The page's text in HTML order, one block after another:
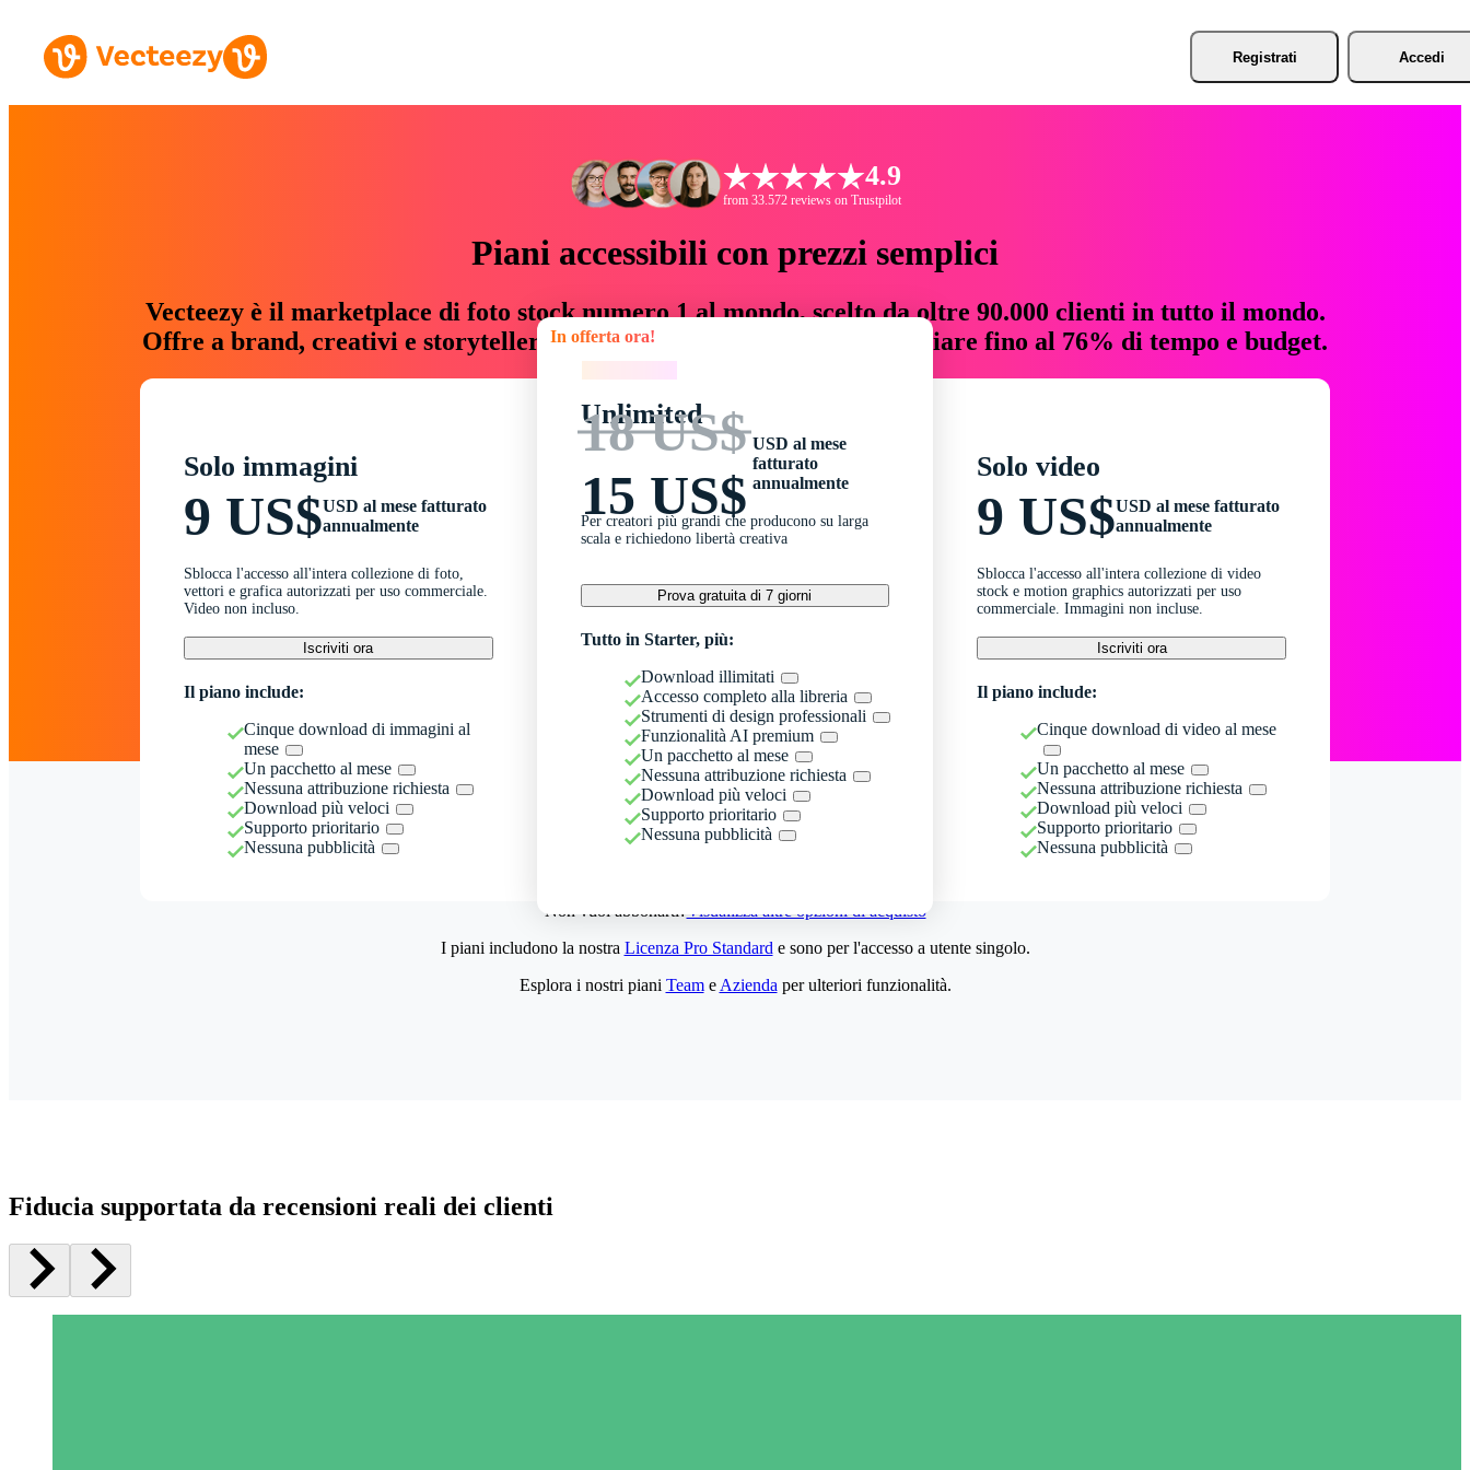
Registrati Accedi
4.9
from 33.572 reviews on Trustpilot
Piani accessibili con prezzi semplici
Vecteezy è il marketplace di foto stock numero 1 al mondo, scelto da oltre 90.000 clienti in tutto il mondo.
Offre a brand, creativi e storyteller risorse creative che fanno risparmiare fino al 76% di tempo e budget.
Solo immagini
9 US$USD al mese fatturato
annualmente
Sblocca l'accesso all'intera collezione di foto,
vettori e grafica autorizzati per uso commerciale.
Video non incluso.
Iscriviti ora
Il piano include:
Cinque download di immagini al
mese
Un pacchetto al mese
Nessuna attribuzione richiesta
Download più veloci
Supporto prioritario
Nessuna pubblicità
In offerta ora!
Unlimited
18 US$
15 US$
USD al mese
fatturato
annualmente
Per creatori più grandi che producono su larga
scala e richiedono libertà creativa
Prova gratuita di 7 giorni
Tutto in Starter, più:
Download illimitati
Accesso completo alla libreria
Strumenti di design professionali
Funzionalità AI premium
Un pacchetto al mese
Nessuna attribuzione richiesta
Download più veloci
Supporto prioritario
Nessuna pubblicità
Solo video
9 US$USD al mese fatturato
annualmente
Sblocca l'accesso all'intera collezione di video
stock e motion graphics autorizzati per uso
commerciale. Immagini non incluse.
Iscriviti ora
Il piano include:
Cinque download di video al mese
Un pacchetto al mese
Nessuna attribuzione richiesta
Download più veloci
Supporto prioritario
Nessuna pubblicità
Non vuoi abbonarti?Visualizza altre opzioni di acquisto
I piani includono la nostra Licenza Pro Standard e sono per l'accesso a utente singolo.
Esplora i nostri piani Teame Azienda per ulteriori funzionalità.
Fiducia supportata da recensioni reali dei clienti